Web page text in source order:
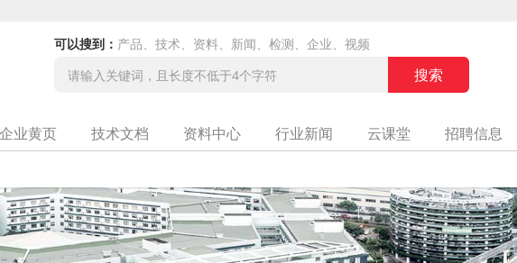
可以搜到： 产品、技术、资料、新闻、检测、企业、视频
企业黄页 技术文档 资料中心 行业新闻 云课堂 招聘信息
）